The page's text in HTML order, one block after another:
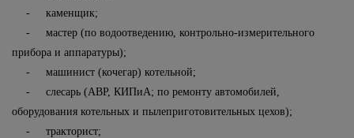
- каменщик;
- мастер (по водоотведению, контрольно-измерительного
прибора и аппаратуры);
- машинист (кочегар) котельной;
- слесарь (АВР, КИПиА; по ремонту автомобилей,
оборудования котельных и пылеприготовительных цехов);
- тракторист;